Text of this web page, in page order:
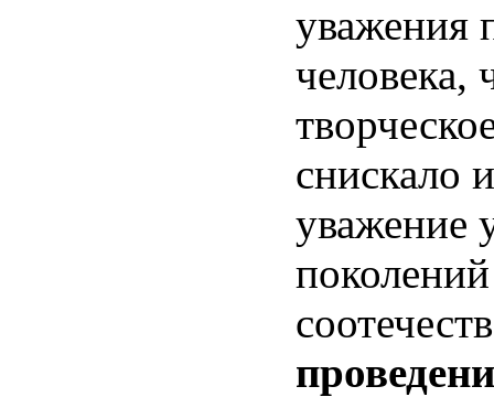
уважения
человека,
снискало
уважение